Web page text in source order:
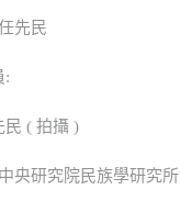
先民
:
民 ( 拍攝 )
央研究院民族學研究